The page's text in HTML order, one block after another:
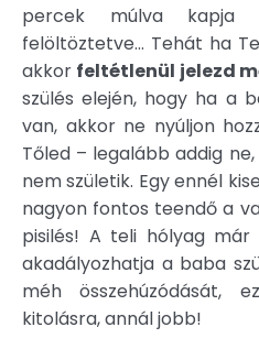
percek múlva kapja
felöltöztetve… Tehát ha
akkor feltétlenül jelezd
szülés elején, hogy ha a
van, akkor ne nyúljon
Tőled – legalább addig
nem születik. Egy ennél
nagyon fontos teendő a
pisilés! A teli hólyag már
akadályozhatja a baba
méh összehúzódását,
kitolásra, annál jobb!